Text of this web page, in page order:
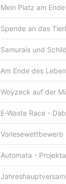
Mein Platz am
Spende an das
Samurais und
Am Ende des
Woyzeck auf der
E-Waste Race -
Vorlesewettbewerb
Automata -